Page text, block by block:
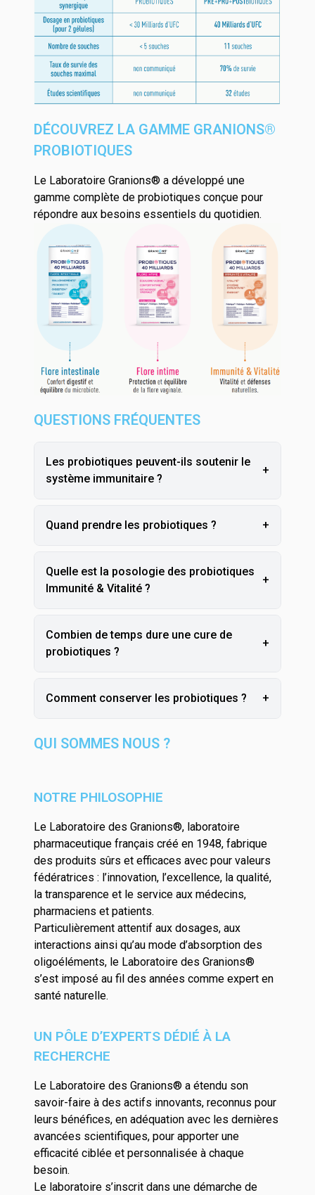
DÉCOUVREZ LA GAMME GRANIONS®
PROBIOTIQUES
Le Laboratoire Granions® a développé une
gamme complète de probiotiques conçue pour
répondre aux besoins essentiels du quotidien.
QUESTIONS FRÉQUENTES
Les probiotiques peuvent-ils soutenir le
système immunitaire ?
+
Quand prendre les probiotiques ? +
Quelle est la posologie des probiotiques
Immunité & Vitalité ?
+
Combien de temps dure une cure de
probiotiques ?
+
Comment conserver les probiotiques ? +
QUI SOMMES NOUS ?
NOTRE PHILOSOPHIE
Le Laboratoire des Granions®, laboratoire
pharmaceutique français créé en 1948, fabrique
des produits sûrs et efficaces avec pour valeurs
fédératrices : l’innovation, l’excellence, la qualité,
la transparence et le service aux médecins,
pharmaciens et patients.
Particulièrement attentif aux dosages, aux
interactions ainsi qu’au mode d’absorption des
oligoéléments, le Laboratoire des Granions®
s’est imposé au fil des années comme expert en
santé naturelle.
UN PÔLE D’EXPERTS DÉDIÉ À LA
RECHERCHE
Le Laboratoire des Granions® a étendu son
savoir-faire à des actifs innovants, reconnus pour
leurs bénéfices, en adéquation avec les dernières
avancées scientifiques, pour apporter une
efficacité ciblée et personnalisée à chaque
besoin.
Le laboratoire s’inscrit dans une démarche de